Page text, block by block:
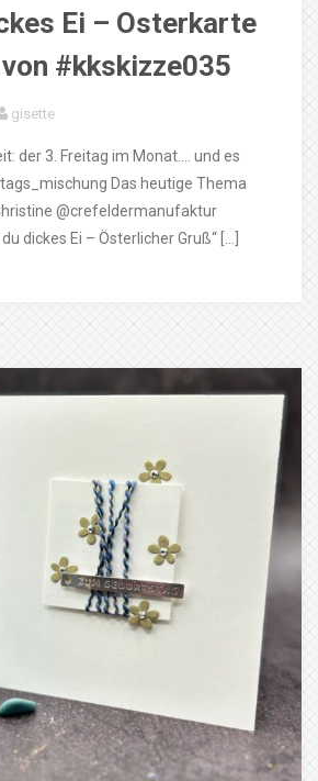
Ei – Osterkarte
#kkskizze035
gisette
der 3. Freitag im Monat…. und es
Das heutige Thema
@crefeldermanufaktur
dickes Ei – Österlicher Gruß“ […]